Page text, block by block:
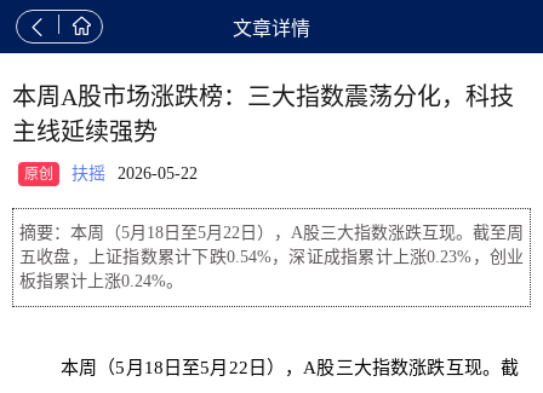
  文章详情
本周A股市场涨跌榜：三大指数震荡分化，科技
主线延续强势
原创 扶摇 2026-05-22
摘要：本周（5月18日至5月22日），A股三大指数涨跌互现。截至周
五收盘，上证指数累计下跌0.54%，深证成指累计上涨0.23%，创业
板指累计上涨0.24%。
本周（5月18日至5月22日），A股三大指数涨跌互现。截